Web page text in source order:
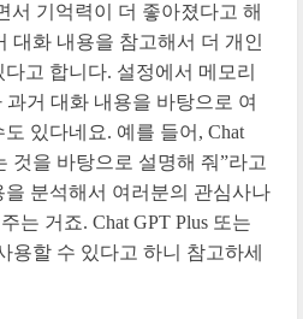
서 기억력이 더 좋아졌다고 해
대화 내용을 참고해서 더 개인
고 합니다. 설정에서 메모리
과거 대화 내용을 바탕으로 여
있다네요. 예를 들어, Chat
것을 바탕으로 설명해 줘”라고
분석해서 여러분의 관심사나
는 거죠. Chat GPT Plus 또는
용할 수 있다고 하니 참고하세